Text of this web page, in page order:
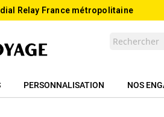
Relay France métropolitaine
PERSONNALISATION NOS